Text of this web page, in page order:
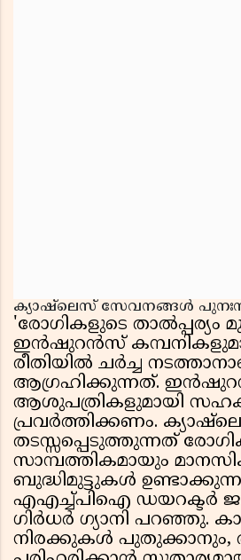
ക്യാഷ്‌ലെസ് സേവനങ്ങൾ
'രോഗികളുടെ താൽപ്പര്യം
ഇൻഷുറൻസ്
രീതിയിൽ ചർച്ച
ആഗ്രഹിക്കുന്നത്.
ആശുപത്രികളുമായി
പ്രവർത്തിക്കണം.
തടസ്സപ്പെടുത്തുന്നത്
സാമ്പത്തികമായും
ബുദ്ധിമുട്ടുകൾ
എഎച്ച്പിഐ ഡയറക്ടർ
ഗിർധർ ഗ്യാനി പറഞ്ഞു.
നിരക്കുകൾ പുതുക്കാനും,